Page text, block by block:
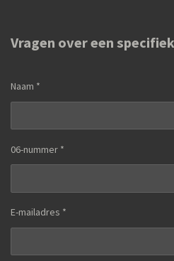
Vragen over een
Naam *
06-nummer *
E-mailadres *